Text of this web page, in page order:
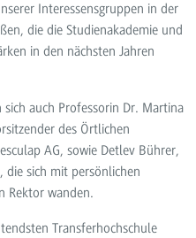
Interessensgruppen in der
die die Studienakademie und
in den nächsten Jahren
auch Professorin Dr. Martina
des Örtlichen
AG, sowie Detlev Bührer,
die sich mit persönlichen
Rektor wanden.
Transferhochschule